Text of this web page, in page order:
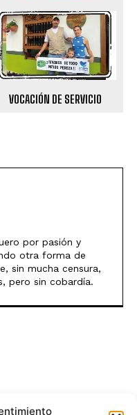
VOCACIÓN DE SERVICIO
por pasión y
otra forma de
sin mucha censura,
pero sin cobardía.